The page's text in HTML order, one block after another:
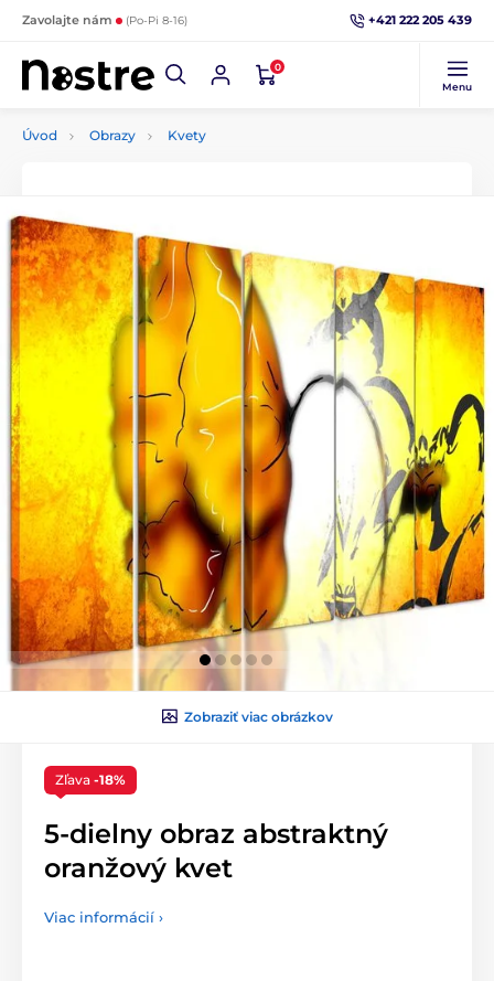
Zavolajte nám (Po-Pi 8-16) +421 222 205 439
0
Menu
Úvod Obrazy Kvety
Zobraziť viac obrázkov
Zľava -18%
5-dielny obraz abstraktný
oranžový kvet
Viac informácií ›